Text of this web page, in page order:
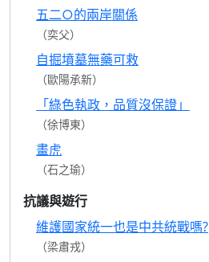
五二○的兩岸關係
（奕父）
自掘墳墓無藥可救
（歐陽承新）
「綠色執政，品質沒保證」
（徐博東）
畫虎
（石之瑜）
抗議與遊行
維護國家統一也是中共統戰嗎?
（梁肅戎）